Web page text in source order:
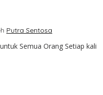
Putra Sentosa
Semua Orang Setiap kali